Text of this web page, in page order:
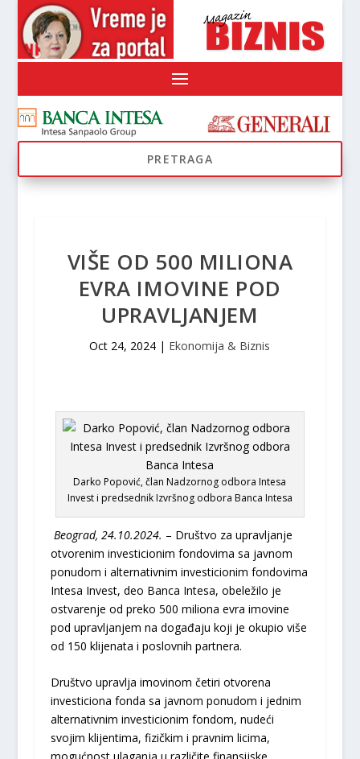
VIŠE OD 500 MILIONA
EVRA IMOVINE POD
UPRAVLJANJEM
Oct 24, 2024 | Ekonomija & Biznis
Darko Popović, član Nadzornog odbora Intesa
Invest i predsednik Izvršnog odbora Banca Intesa
Beograd, 24.10.2024. – Društvo za upravljanje
otvorenim investicionim fondovima sa javnom
ponudom i alternativnim investicionim fondovima
Intesa Invest, deo Banca Intesa, obeležilo je
ostvarenje od preko 500 miliona evra imovine
pod upravljanjem na događaju koji je okupio više
od 150 klijenata i poslovnih partnera.
Društvo upravlja imovinom četiri otvorena
investiciona fonda sa javnom ponudom i jednim
alternativnim investicionim fondom, nudeći
svojim klijentima, fizičkim i pravnim licima,